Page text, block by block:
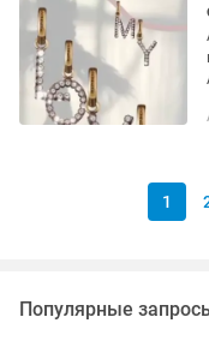
1
Популярные